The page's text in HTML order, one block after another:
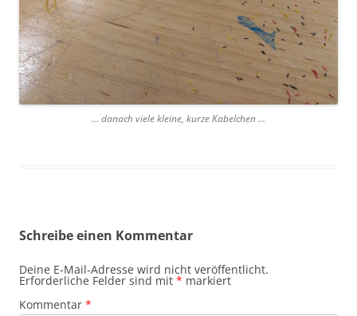
… danach viele kleine, kurze Kabelchen …
Schreibe einen Kommentar
Deine E-Mail-Adresse wird nicht veröffentlicht.
Erforderliche Felder sind mit * markiert
Kommentar *